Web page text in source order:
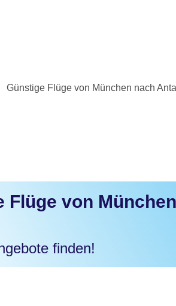
Günstige Flüge von München nach
Flüge von
finden!